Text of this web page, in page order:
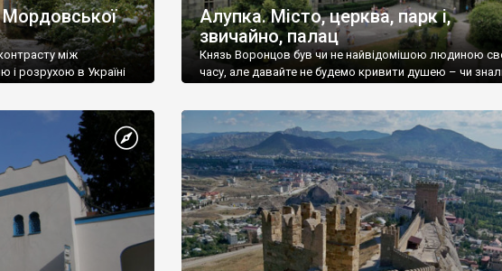
між
і розрухою в Україні
Алупка. Місто, церква, парк і,
звичайно, палац
Князь Воронцов був чи не найвідомішою людиною
часу, але давайте не будемо кривити душею – чи